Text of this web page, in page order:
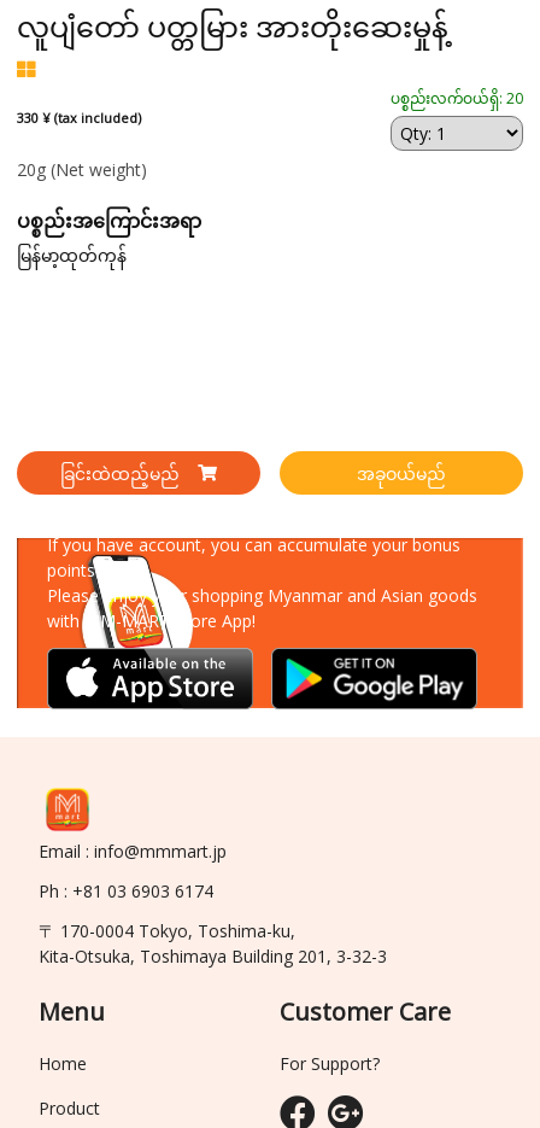
လူပျံတော် ပတ္တမြား အားတိုးဆေးမှုန့်
330 ¥ (tax included)
ပစ္စည်းလက်ဝယ်ရှိ: 20
20g (Net weight)
ပစ္စည်းအကြောင်းအရာ
မြန်မာ့ထုတ်ကုန်
ခြင်းထဲထည့်မည် အခုဝယ်မည်
If you have account, you can accumulate your bonus
points!
Please enjoy your shopping Myanmar and Asian goods
with MM-MART Store App!
Email : info@mmmart.jp
Ph : +81 03 6903 6174
〒 170-0004 Tokyo, Toshima-ku,
Kita-Otsuka, Toshimaya Building 201, 3-32-3
Menu
Home
Product
Customer Care
For Support?